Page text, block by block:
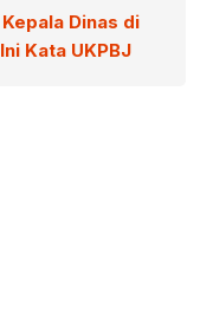
Dinas di
Kata UKPBJ